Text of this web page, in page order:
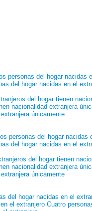
personas del hogar nacidas
del hogar nacidas en el
del hogar tienen
nacionalidad extranjera
únicamente
personas del hogar nacidas
del hogar nacidas en el
del hogar tienen
nacionalidad extranjera
únicamente
del hogar nacidas en el
el extranjero Cuatro